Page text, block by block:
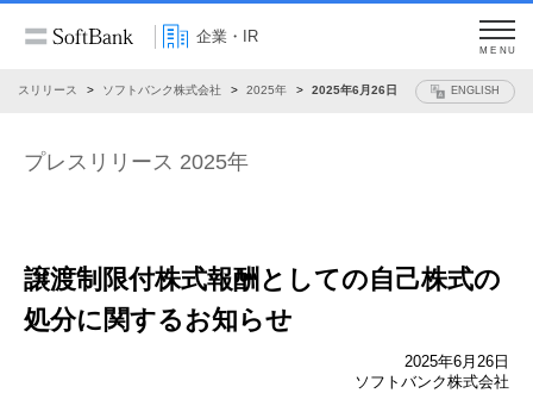
企業・IR
MENU
レスリリース ソフトバンク株式会社 2025年 2025年6月26日 ENGLISH
プレスリリース 2025年
譲渡制限付株式報酬としての自己株式の
処分に関するお知らせ
2025年6月26日
ソフトバンク株式会社